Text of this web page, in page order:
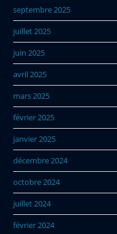
septembre 2025
juillet 2025
juin 2025
avril 2025
mars 2025
février 2025
janvier 2025
décembre 2024
octobre 2024
juillet 2024
février 2024